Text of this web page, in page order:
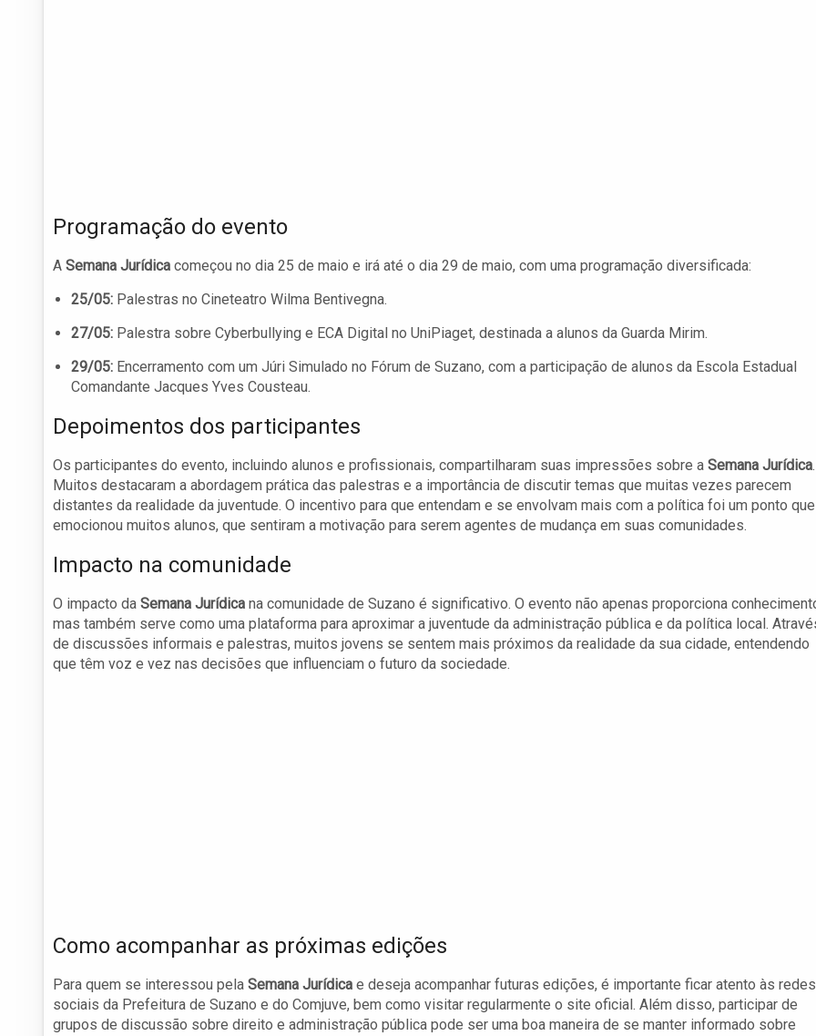
Programação do evento
A Semana Jurídica começou no dia 25 de maio e irá até o dia 29 de maio, com uma programação diversificada:
25/05: Palestras no Cineteatro Wilma Bentivegna.
27/05: Palestra sobre Cyberbullying e ECA Digital no UniPiaget, destinada a alunos da Guarda Mirim.
29/05: Encerramento com um Júri Simulado no Fórum de Suzano, com a participação de alunos da Escola Estadual
Comandante Jacques Yves Cousteau.
Depoimentos dos participantes
Os participantes do evento, incluindo alunos e profissionais, compartilharam suas impressões sobre a Semana Jurídica.
Muitos destacaram a abordagem prática das palestras e a importância de discutir temas que muitas vezes parecem
distantes da realidade da juventude. O incentivo para que entendam e se envolvam mais com a política foi um ponto que
emocionou muitos alunos, que sentiram a motivação para serem agentes de mudança em suas comunidades.
Impacto na comunidade
O impacto da Semana Jurídica na comunidade de Suzano é significativo. O evento não apenas proporciona
mas também serve como uma plataforma para aproximar a juventude da administração pública e da política local.
de discussões informais e palestras, muitos jovens se sentem mais próximos da realidade da sua cidade, entendendo
que têm voz e vez nas decisões que influenciam o futuro da sociedade.
Como acompanhar as próximas edições
Para quem se interessou pela Semana Jurídica e deseja acompanhar futuras edições, é importante ficar atento às redes
sociais da Prefeitura de Suzano e do Comjuve, bem como visitar regularmente o site oficial. Além disso, participar de
grupos de discussão sobre direito e administração pública pode ser uma boa maneira de se manter informado sobre